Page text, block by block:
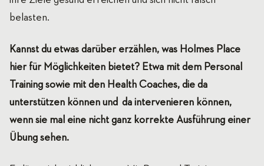
belasten.
Kannst du etwas darüber erzählen, was Holmes Place
hier für Möglichkeiten bietet? Etwa mit dem Personal
Training sowie mit den Health Coaches, die da
unterstützen können und da intervenieren können,
wenn sie mal eine nicht ganz korrekte Ausführung einer
Übung sehen.